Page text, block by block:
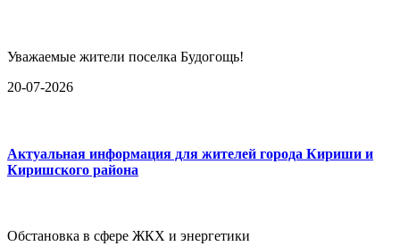
Уважаемые жители поселка Будогощь!
20-07-2026
Актуальная информация для жителей города Кириши и
Киришского района
Обстановка в сфере ЖКХ и энергетики